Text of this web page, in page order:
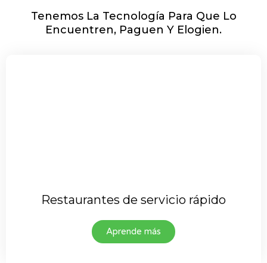
Tenemos La Tecnología Para Que Lo
Encuentren, Paguen Y Elogien.
Restaurantes de servicio rápido
Aprende más